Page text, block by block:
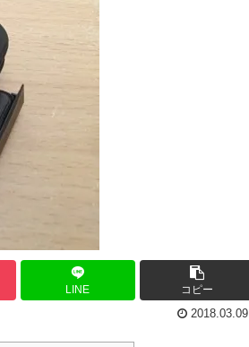
LINE
コピー
2018.03.09